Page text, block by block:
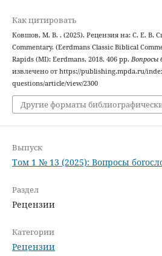
Как цитировать
Ковшов, М. В. . (2025). Рецензия на: C. E. B.
Commentary. (Eerdmans Classic Biblical
Rapids (MI): Eerdmans, 2018. 406 pp. Вопросы
извлечено от https://publishing.mpda.ru/
questions/article/view/2300
Другие форматы
Выпуск
Том 1 № 13 (2025): Вопросы
Раздел
Рецензии
Категории
Рецензии